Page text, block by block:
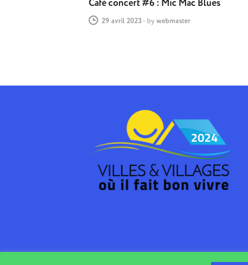
Café concert #6 : Mic Mac Blues
29 avril 2023 - bywebmaster